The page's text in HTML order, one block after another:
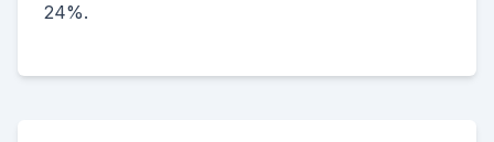
24%.